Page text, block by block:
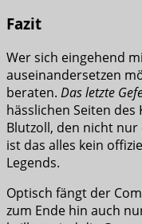
Fazit
Wer sich eingehend
auseinandersetzen
beraten. Das letzte
hässlichen Seiten
Blutzoll, den nicht nur
ist das alles kein
Legends.
Optisch fängt der
zum Ende hin auch